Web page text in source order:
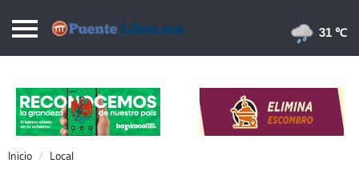
Puentelibre.mx
Local
Nacional
Opinión
31 ℃
Inicio Local